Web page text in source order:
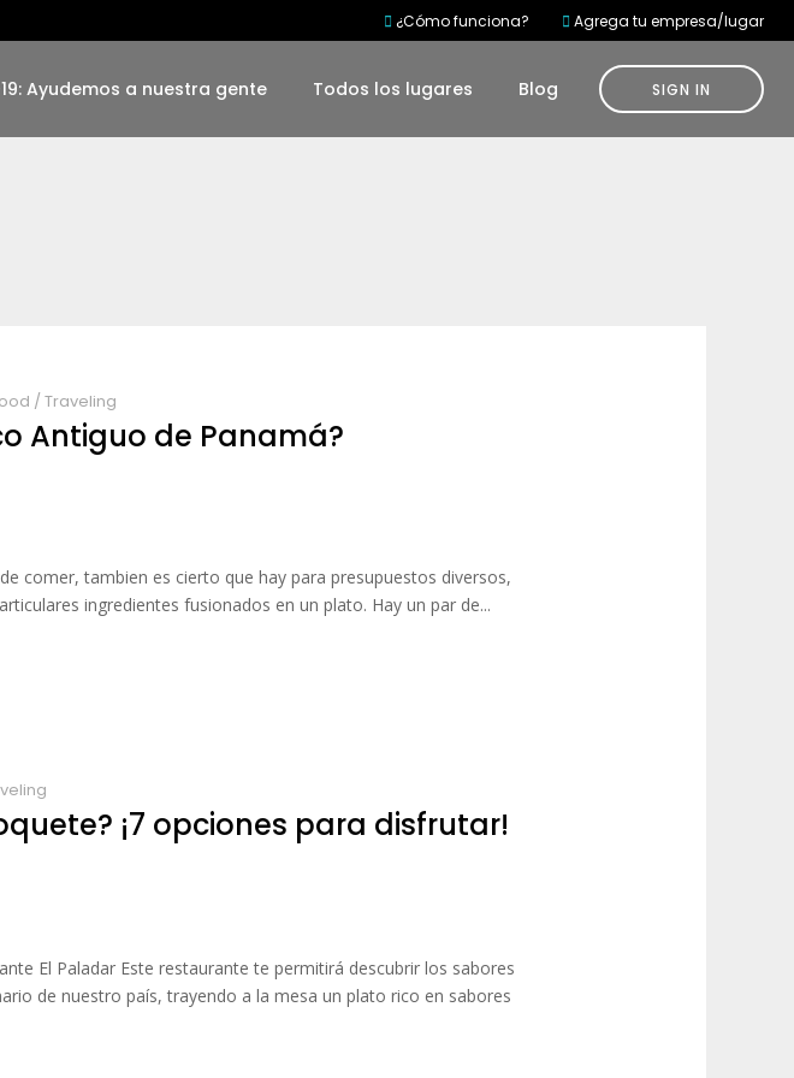
¿Cómo funciona? Agrega tu empresa/lugar
Ayudemos a nuestra gente Todos los lugares Blog SIGN IN
/Traveling
Antiguo de Panamá?
comer, tambien es cierto que hay para presupuestos diversos,
ingredientes fusionados en un plato. Hay un par de...
¡7 opciones para disfrutar!
El Paladar Este restaurante te permitirá descubrir los sabores
de nuestro país, trayendo a la mesa un plato rico en sabores